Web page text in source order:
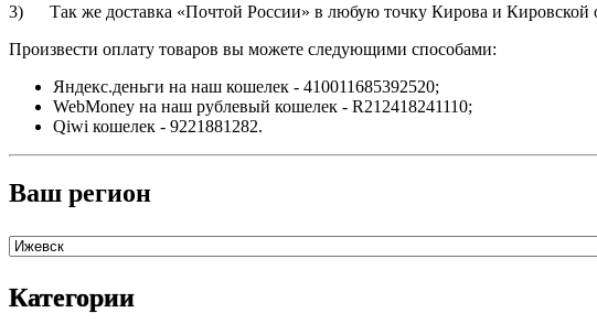
3) Так же доставка «Почтой России» в любую точку Кирова и Кировской
Произвести оплату товаров вы можете следующими способами:
Яндекс.деньги на наш кошелек - 410011685392520;
WebMoney на наш рублевый кошелек - R212418241110;
Qiwi кошелек - 9221881282.
Ваш регион
Категории